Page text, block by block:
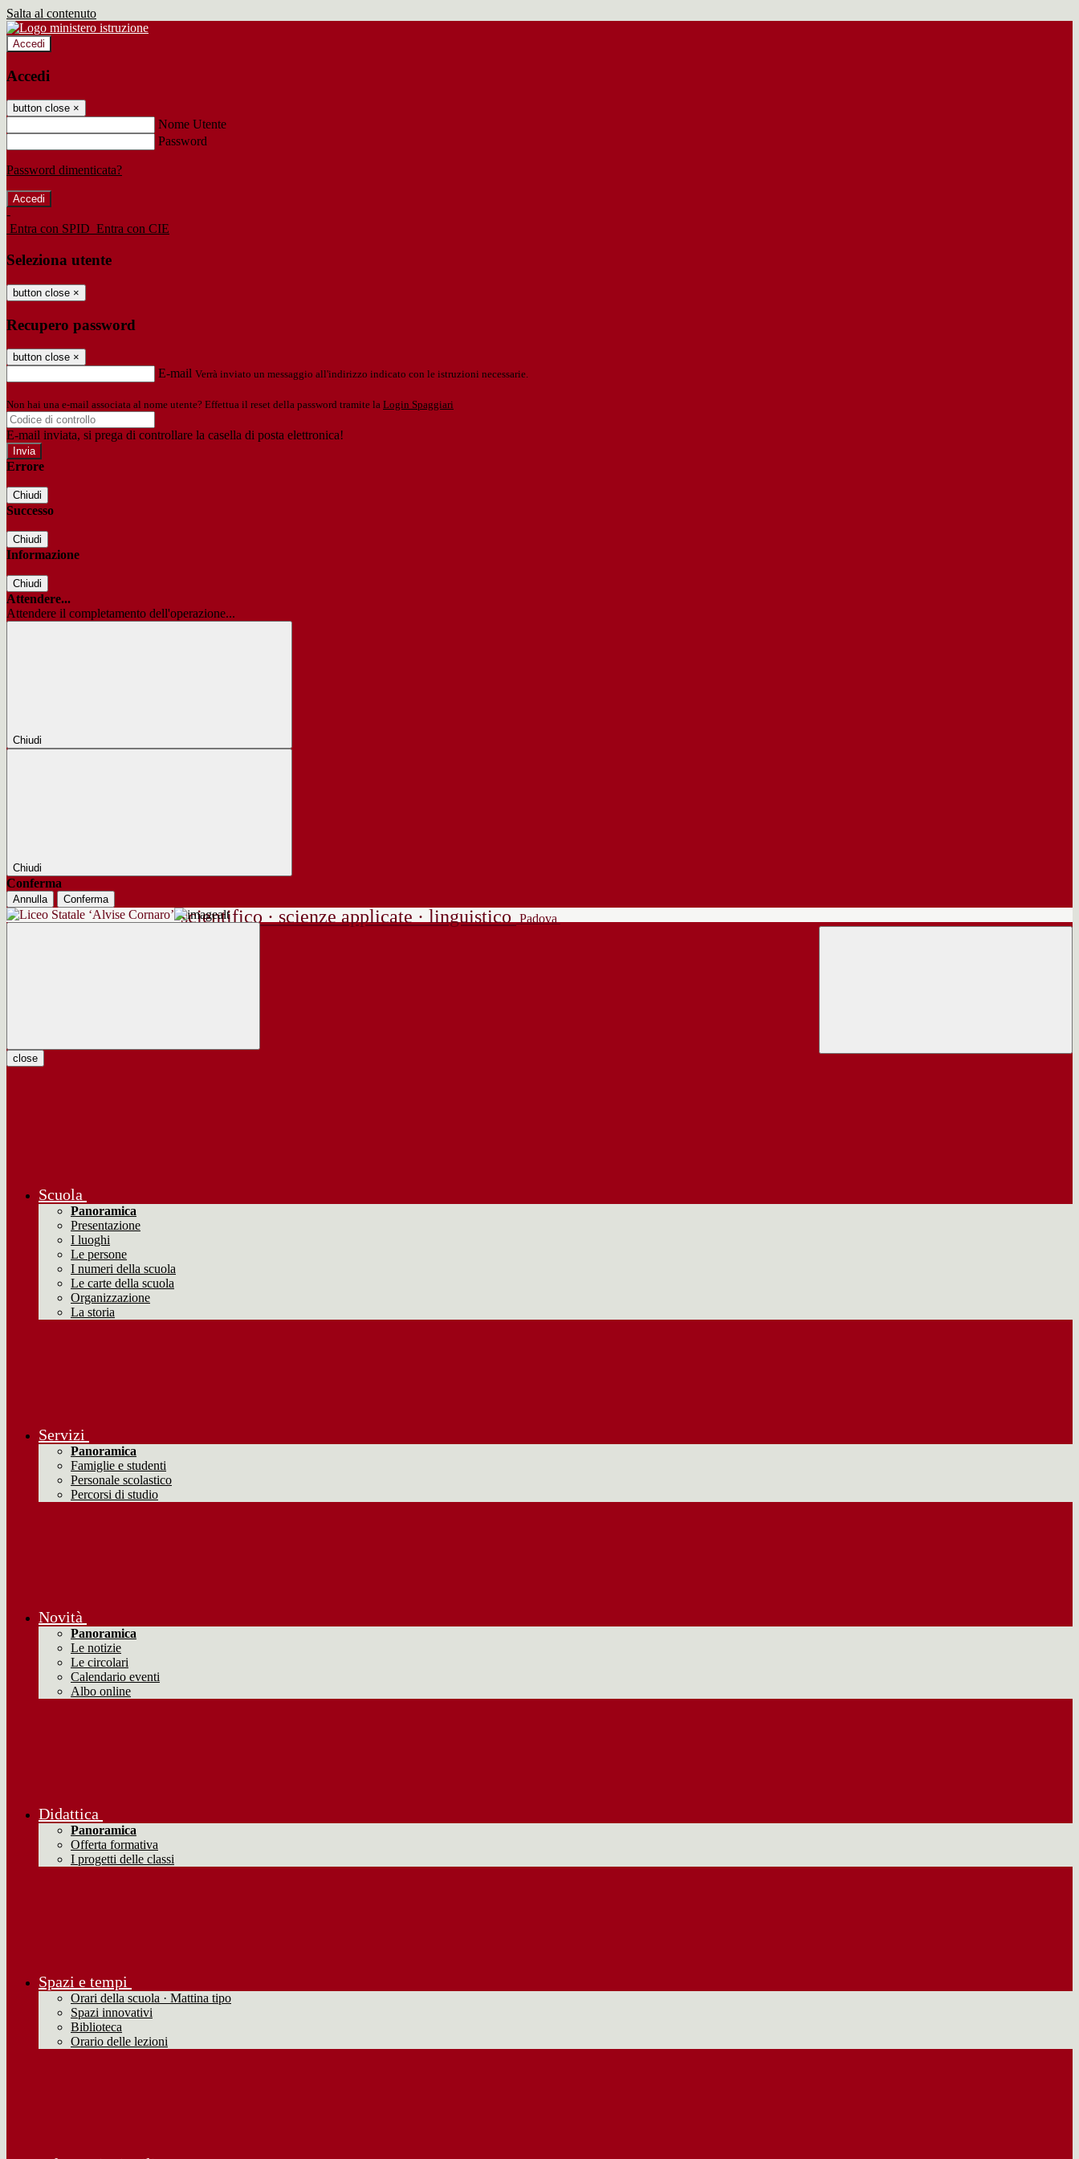
Salta al contenuto
Accedi
Accedi
button close ×
Nome Utente
Password
Password dimenticata?
-
Entra con SPID Entra con CIE
Seleziona utente
button close ×
Recupero password
button close ×
E-mail Verrà inviato un messaggio all'indirizzo indicato con le istruzioni necessarie.
Non hai una e-mail associata al nome utente? Effettua il reset della password tramite la Login Spaggiari
E-mail inviata, si prega di controllare la casella di posta elettronica!
Errore
Chiudi
Successo
Chiudi
Informazione
Chiudi
Attendere...
Attendere il completamento dell'operazione...
Chiudi
Chiudi
Conferma
Annulla Conferma
scientifico · scienze applicate · linguistico Padova
close
Scuola
Panoramica
Presentazione
I luoghi
Le persone
I numeri della scuola
Le carte della scuola
Organizzazione
La storia
Servizi
Panoramica
Famiglie e studenti
Personale scolastico
Percorsi di studio
Novità
Panoramica
Le notizie
Le circolari
Calendario eventi
Albo online
Didattica
Panoramica
Offerta formativa
I progetti delle classi
Spazi e tempi
Orari della scuola · Mattina tipo
Spazi innovativi
Biblioteca
Orario delle lezioni